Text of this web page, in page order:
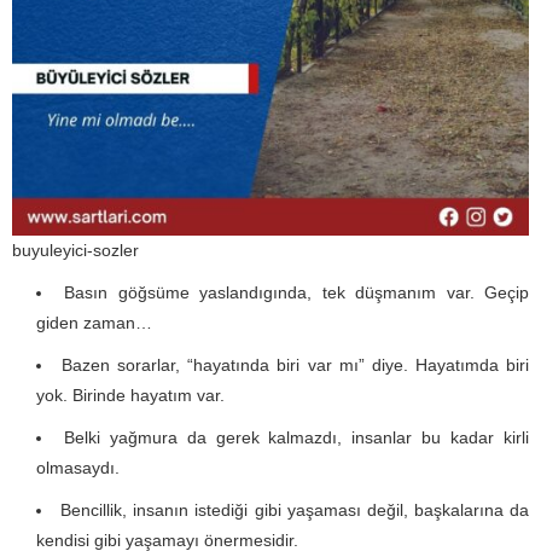
buyuleyici-sozler
Basın göğsüme yaslandıgında, tek düşmanım var. Geçip
giden zaman…
Bazen sorarlar, “hayatında biri var mı” diye. Hayatımda biri
yok. Birinde hayatım var.
Belki yağmura da gerek kalmazdı, insanlar bu kadar kirli
olmasaydı.
Bencillik, insanın istediği gibi yaşaması değil, başkalarına da
kendisi gibi yaşamayı önermesidir.